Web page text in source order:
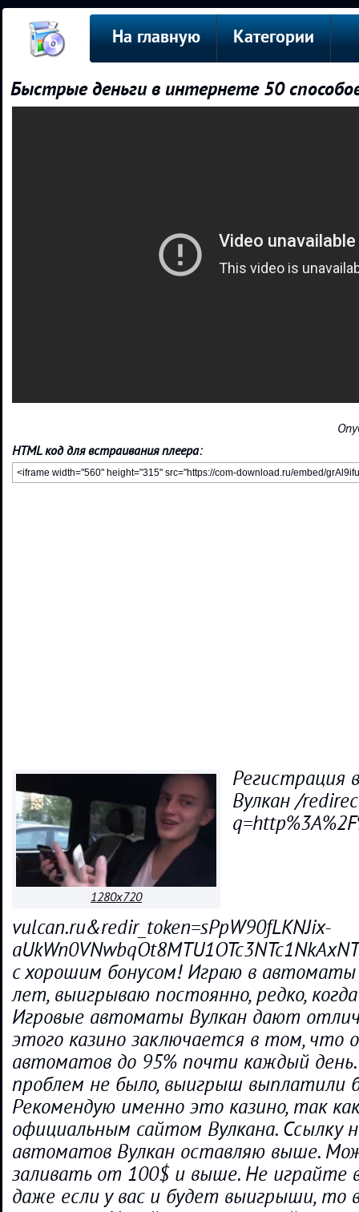
На главную Категории
Быстрые деньги в интернете 50
HTML код для встраивания плеера:
1280x720
Регистрация
Вулкан /
vulcan.ru&redir_token=sPpW90fLKNJix-
с хорошим бонусом! Играю в автоматы
лет, выигрываю постоянно, редко,
Игровые автоматы Вулкан дают
этого казино заключается в том, что
автоматов до 95% почти каждый
проблем не было, выигрыш выплатили
Рекомендую именно это казино, так
официальным сайтом Вулкана. Ссылку
автоматов Вулкан оставляю выше.
заливать от 100$ и выше. Не играйте
даже если у вас и будет выигрыши, то